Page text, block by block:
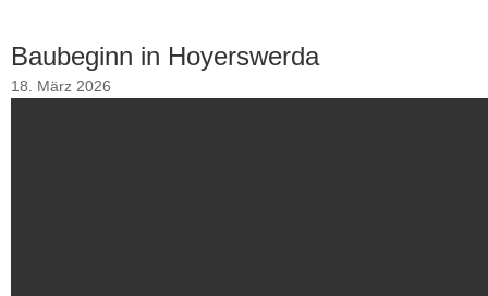
Baubeginn in Hoyerswerda
18. März 2026